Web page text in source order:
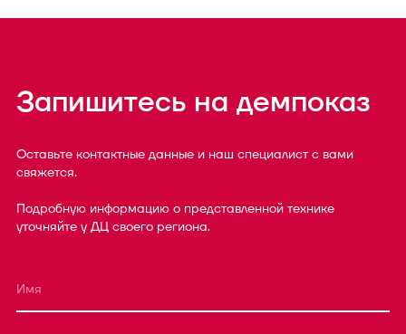
Запишитесь на демпоказ
Оставьте контактные данные и наш специалист с вами
свяжется.
Подробную информацию о представленной технике
уточняйте у ДЦ своего региона.